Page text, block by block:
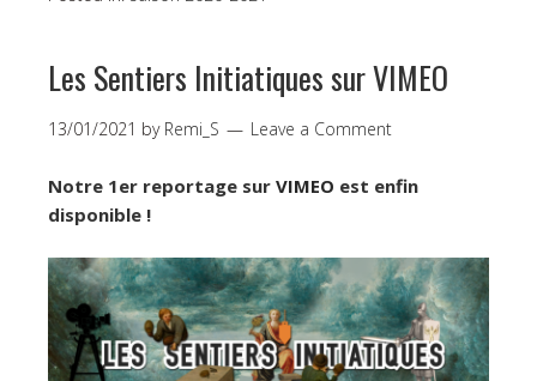
Les Sentiers Initiatiques sur VIMEO
13/01/2021 by Remi_S Leave a Comment
Notre 1er reportage sur VIMEO est enfin
disponible !